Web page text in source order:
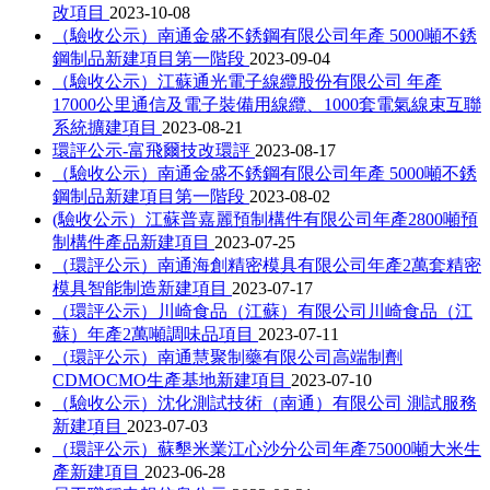
改項目 2023-10-08
（驗收公示）南通金盛不銹鋼有限公司年產 5000噸不銹
鋼制品新建項目第一階段 2023-09-04
（驗收公示）江蘇通光電子線纜股份有限公司 年產
17000公里通信及電子裝備用線纜、1000套電氣線束互聯
系統擴建項目 2023-08-21
環評公示-富飛爾技改環評 2023-08-17
（驗收公示）南通金盛不銹鋼有限公司年產 5000噸不銹
鋼制品新建項目第一階段 2023-08-02
(驗收公示）江蘇普嘉麗預制構件有限公司年產2800噸預
制構件產品新建項目 2023-07-25
（環評公示）南通海創精密模具有限公司年產2萬套精密
模具智能制造新建項目 2023-07-17
（環評公示）川崎食品（江蘇）有限公司川崎食品（江
蘇）年產2萬噸調味品項目 2023-07-11
（環評公示）南通慧聚制藥有限公司高端制劑
CDMOCMO生產基地新建項目 2023-07-10
（驗收公示）沈化測試技術（南通）有限公司 測試服務
新建項目 2023-07-03
（環評公示）蘇墾米業江心沙分公司年產75000噸大米生
產新建項目 2023-06-28